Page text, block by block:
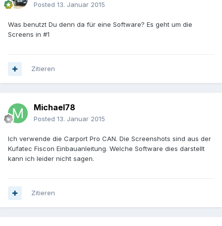
Posted 13. Januar 2015
Was benutzt Du denn da für eine Software? Es geht um die
Screens in #1
Zitieren
Michael78
Posted 13. Januar 2015
Ich verwende die Carport Pro CAN. Die Screenshots sind aus der
Kufatec Fiscon Einbauanleitung. Welche Software dies darstellt
kann ich leider nicht sagen.
Zitieren